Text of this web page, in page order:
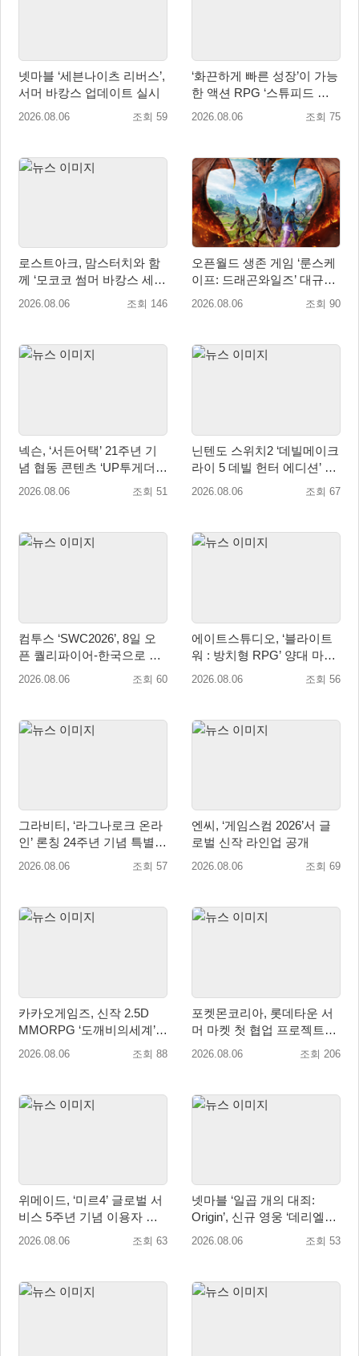
넷마블 ‘세븐나이츠 리버스’,
서머 바캉스 업데이트 실시
2026.08.06 조회 59
‘화끈하게 빠른 성장’이 가능
한 액션 RPG ‘스튜피드 네
버 다이즈’ 패키지판 예약판
2026.08.06 조회 75
로스트아크, 맘스터치와 함
께 ‘모코코 썸머 바캉스 세
트’ 출시
2026.08.06 조회 146
오픈월드 생존 게임 ‘룬스케
이프: 드래곤와일즈’ 대규모
유저 편의성 개선 및 사이드
2026.08.06 조회 90
넥슨, ‘서든어택’ 21주년 기
념 협동 콘텐츠 ‘UP투게더’
업데이트
2026.08.06 조회 51
닌텐도 스위치2 ‘데빌메이크
라이 5 데빌 헌터 에디션’ 패
키지 제품 8월 7일 예약판매
2026.08.06 조회 67
컴투스 ‘SWC2026’, 8일 오
픈 퀄리파이어-한국으로 시
즌 개막!
2026.08.06 조회 60
에이트스튜디오, ‘블라이트
워 : 방치형 RPG’ 양대 마켓
인기 순위 1위 달성
2026.08.06 조회 56
그라비티, ‘라그나로크 온라
인’ 론칭 24주년 기념 특별
감사 축제 실시!
2026.08.06 조회 57
엔씨, ‘게임스컴 2026’서 글
로벌 신작 라인업 공개
2026.08.06 조회 69
카카오게임즈, 신작 2.5D
MMORPG ‘도깨비의세계’
천만 배우 박지훈 광고 모델
2026.08.06 조회 88
포켓몬코리아, 롯데타운 서
머 마켓 첫 협업 프로젝트
‘포켓몬 별빛낙원’ 개최
2026.08.06 조회 206
위메이드, ‘미르4’ 글로벌 서
비스 5주년 기념 이용자 헌
정 영상 공개
2026.08.06 조회 63
넷마블 ‘일곱 개의 대죄:
Origin’, 신규 영웅 ‘데리엘리’
업데이트 실시
2026.08.06 조회 53